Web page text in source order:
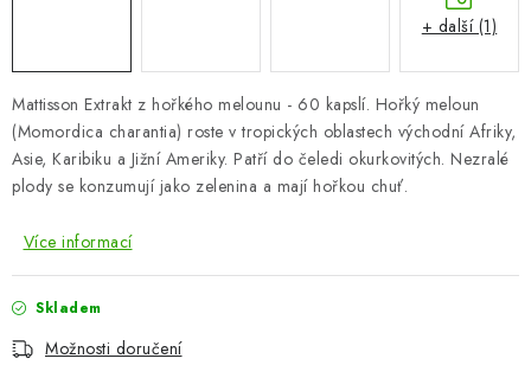
Mattisson Extrakt z hořkého melounu - 60 kapslí. Hořký meloun
(Momordica charantia) roste v tropických oblastech východní Afriky,
Asie, Karibiku a Jižní Ameriky. Patří do čeledi okurkovitých. Nezralé
plody se konzumují jako zelenina a mají hořkou chuť.
Více informací
Skladem
Možnosti doručení
+ další (1)